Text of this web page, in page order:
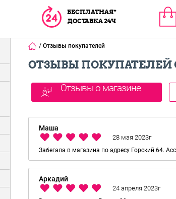
БЕСПЛАТНАЯ*
ДОСТАВКА 24Ч
/ Отзывы покупателей
ОТЗЫВЫ ПОКУПАТЕЛЕЙ
Маша
Забегала в магазина по адресу Горский 64.
Аркадий